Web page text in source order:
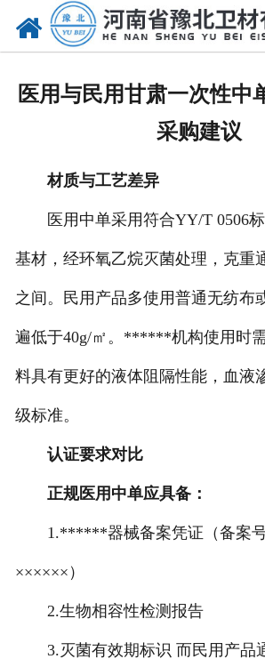
医用与民用甘肃一次性中
采购建议
材质与工艺差异
医用中单采用符合YY/T 0506
基材，经环氧乙烷灭菌处理，克重
之间。民用产品多使用普通无纺布
遍低于40g/㎡。******机构使用时
料具有更好的液体阻隔性能，血液
级标准。
认证要求对比
正规医用中单应具备：
1.******器械备案凭证（备案号
××××××）
2.生物相容性检测报告
3.灭菌有效期标识 而民用产品